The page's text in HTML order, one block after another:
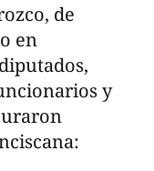
de
en
y